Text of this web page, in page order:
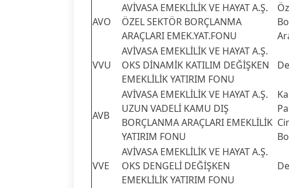
AVO
AVİVASA EMEKLİLİK VE HAYAT A.Ş.
ÖZEL SEKTÖR BORÇLANMA
ARAÇLARI EMEK.YAT.FONU
VVU
AVİVASA EMEKLİLİK VE HAYAT A.Ş.
OKS DİNAMİK KATILIM DEĞİŞKEN
EMEKLİLİK YATIRIM FONU
AVB
AVİVASA EMEKLİLİK VE HAYAT A.Ş.
UZUN VADELİ KAMU DIŞ
BORÇLANMA ARAÇLARI EMEKLİLİK
YATIRIM FONU
VVE
AVİVASA EMEKLİLİK VE HAYAT A.Ş.
OKS DENGELİ DEĞİŞKEN
EMEKLİLİK YATIRIM FONU